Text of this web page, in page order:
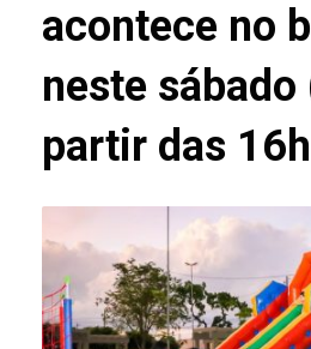
acontece no
neste sábado
partir das 16h